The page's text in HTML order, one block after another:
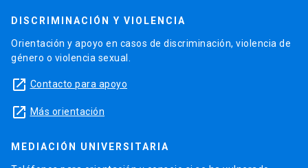
DISCRIMINACIÓN Y VIOLENCIA
Orientación y apoyo en casos de discriminación, violencia de
género o violencia sexual.
launch Contacto para apoyo
launch Más orientación
MEDIACIÓN UNIVERSITARIA